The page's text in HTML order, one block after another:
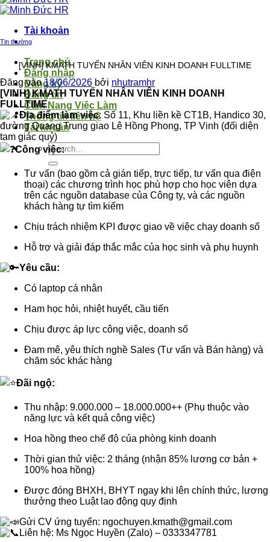
LỖI:KHÔNG TÌM THẤY
BIỂU MẪU LIÊN HỆ.
Tài khoản
Trang chủ
Đăng nhập
Đăng ký
Đăng tin
Cẩm Nang Việc Làm
Thông tin liên hệ
Tài khoản
Tin thường
[VINH] KMATH TUYỂN NHÂN VIÊN KINH DOANH FULLTIME
Đăng vào18/06/2026 bởi nhutramhr
[VINH] KMATH TUYỂN NHÂN VIÊN KINH DOANH
FULLTIME
Địa điểm làm việc: Số 11, Khu liền kề CT1B, Handico 30,
đường Quang Trung giao Lê Hồng Phong, TP Vinh (đối diện
tam giác quỷ)
Công việc:
Tư vấn (bao gồm cả gián tiếp, trực tiếp, tư vấn qua điện
thoại) các chương trình học phù hợp cho học viên dựa
trên các nguồn database của Công ty, và các nguồn
khách hàng tự tìm kiếm
Chịu trách nhiệm KPI được giao về việc chạy doanh số
Hỗ trợ và giải đáp thắc mắc của học sinh và phụ huynh
Yêu cầu:
Có laptop cá nhân
Ham học hỏi, nhiệt huyết, cầu tiến
Chịu được áp lực công việc, doanh số
Đam mê, yêu thích nghề Sales (Tư vấn và Bán hàng) và
chăm sóc khác hàng
Đãi ngộ:
Thu nhập: 9.000.000 – 18.000.000++ (Phụ thuộc vào
năng lực và kết quả công việc)
Hoa hồng theo chế độ của phòng kinh doanh
Thời gian thử việc: 2 tháng (nhận 85% lương cơ bản +
100% hoa hồng)
Được đóng BHXH, BHYT ngay khi lên chính thức, lương
thưởng theo Luật lao động quy định
Gửi CV ứng tuyển: ngochuyen.kmath@gmail.com
Liên hệ: Ms Ngọc Huyền (Zalo) – 0333347781